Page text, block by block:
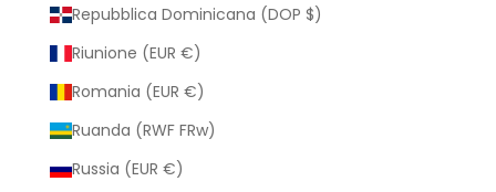
Repubblica Dominicana (DOP $)
Riunione (EUR €)
Romania (EUR €)
Ruanda (RWF FRw)
Russia (EUR €)